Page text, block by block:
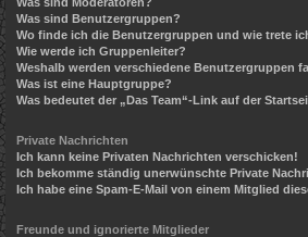
Was sind Benutzergruppen?
Wo finde ich die Benutzergruppen und wie trete
Wie werde ich Gruppenleiter?
Weshalb werden verschiedene Benutzergruppen
Was ist eine Hauptgruppe?
Was bedeutet der „Das Team“-Link auf der
Private Nachrichten
Ich kann keine Privaten Nachrichten verschicken!
Ich bekomme ständig unerwünschte Private
Ich habe eine Spam-E-Mail von einem Mitglied
Freunde und ignorierte Mitglieder